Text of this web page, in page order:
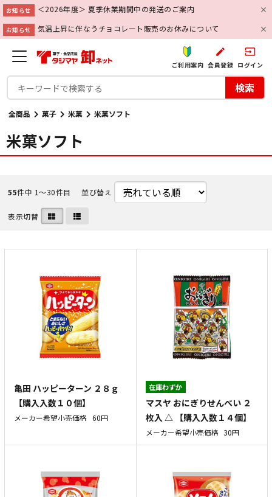
お知らせ ＜2026年度＞ 夏季休業期間中の発送のご案内
お知らせ 気温上昇に伴なうチョコレート販売のお休みについて
ご利用案内
create
会員登録
input
ログイン
検索
全商品 菓子 米菓 米菓ソフト
米菓ソフト
55件中 1〜30件目 並び替え
表示切替
亀田 ハッピーターン ２８ｇ
【購入入数１０個】
メーカー希望小売価格 60円
在庫わずか
マスヤ おにぎりせんべい ２
枚入 △ 【購入入数１４個】
メーカー希望小売価格 30円